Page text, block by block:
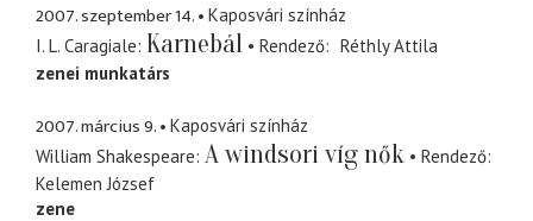
2007. szeptember 14.
Kaposvári színház
I. L. Caragiale Karnebál Rendező
Réthly Attila
zenei munkatárs
2007. március 9.
Kaposvári színház
William Shakespeare A windsori víg nők
Rendező
Kelemen József
zene